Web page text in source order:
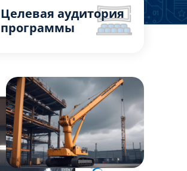
Целевая аудитория
программы